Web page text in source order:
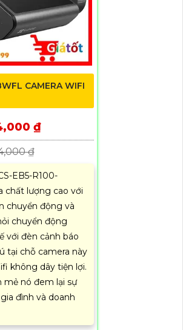
CAMERA WIFI
₫
₫
EB5-R100-
chất lượng cao với
chuyển động và
chuyển động
với đèn cảnh báo
tại chỗ camera này
không dây tiện lợi.
mẻ nó đem lại sự
đình và doanh